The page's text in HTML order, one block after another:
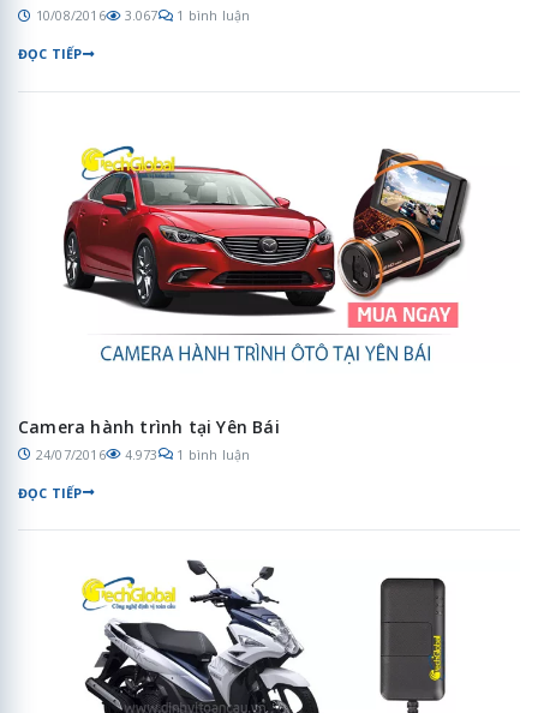
10/08/2016 3.067 1 bình luận
ĐỌC TIẾP
Camera hành trình tại Yên Bái
24/07/2016 4.973 1 bình luận
ĐỌC TIẾP